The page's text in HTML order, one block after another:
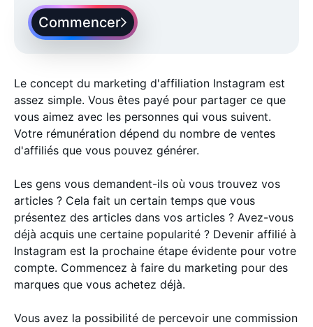
Commencer
Le concept du marketing d'affiliation Instagram est
assez simple. Vous êtes payé pour partager ce que
vous aimez avec les personnes qui vous suivent.
Votre rémunération dépend du nombre de ventes
d'affiliés que vous pouvez générer.
Les gens vous demandent-ils où vous trouvez vos
articles ? Cela fait un certain temps que vous
présentez des articles dans vos articles ? Avez-vous
déjà acquis une certaine popularité ? Devenir affilié à
Instagram est la prochaine étape évidente pour votre
compte. Commencez à faire du marketing pour des
marques que vous achetez déjà.
Vous avez la possibilité de percevoir une commission